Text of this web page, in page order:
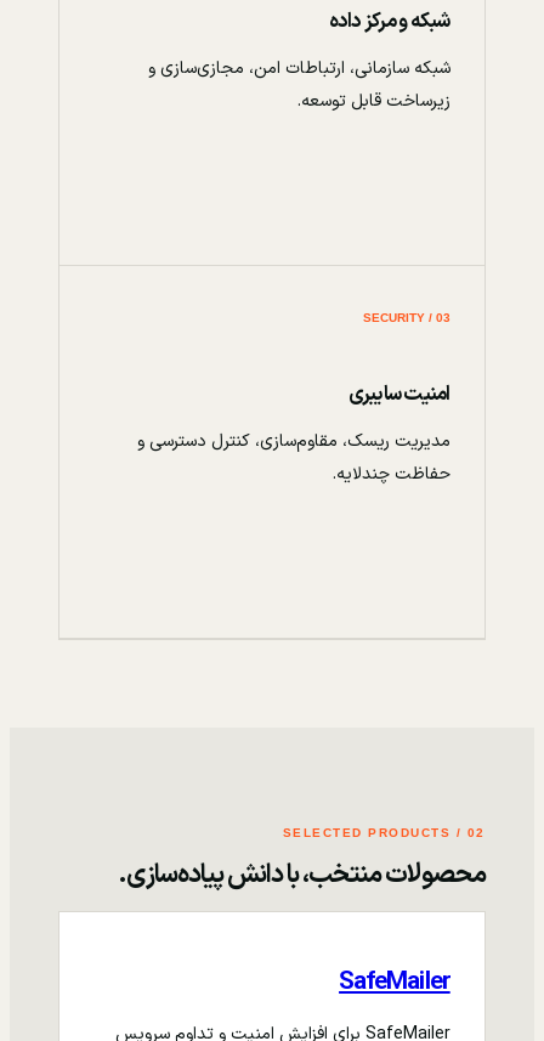
شبکه و مرکز داده
شبکه سازمانی، ارتباطات امن، مجازی‌سازی و
زیرساخت قابل توسعه.
03 / SECURITY
امنیت سایبری
مدیریت ریسک، مقاوم‌سازی، کنترل دسترسی و
حفاظت چندلایه.
02 / SELECTED PRODUCTS
محصولات منتخب، با دانش پیاده‌سازی.
SafeMailer
SafeMailer برای افزایش امنیت و تداوم سرویس